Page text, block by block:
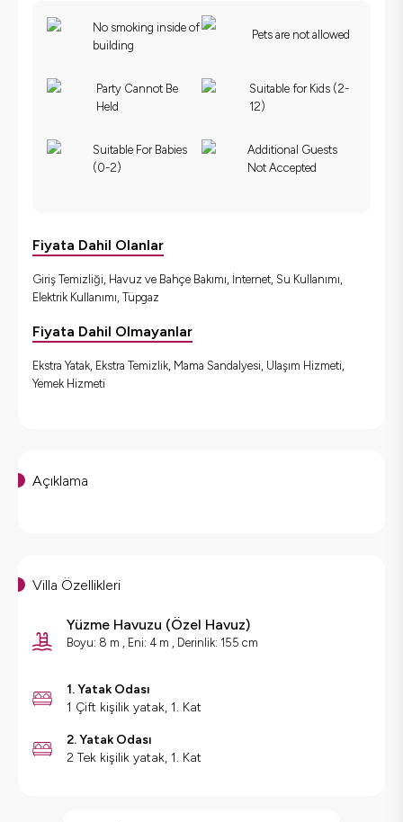
No smoking inside of
building
Pets are not allowed
Party Cannot Be
Held
Suitable for Kids (2-
12)
Suitable For Babies
(0-2)
Additional Guests
Not Accepted
Fiyata Dahil Olanlar
Giriş Temizliği, Havuz ve Bahçe Bakımı, İnternet, Su Kullanımı,
Elektrik Kullanımı, Tüpgaz
Fiyata Dahil Olmayanlar
Ekstra Yatak, Ekstra Temizlik, Mama Sandalyesi, Ulaşım Hizmeti,
Yemek Hizmeti
Açıklama
Villa Özellikleri
Yüzme Havuzu (Özel Havuz)
Boyu: 8 m , Eni: 4 m , Derinlik: 155 cm
1. Yatak Odası
1 Çift kişilik yatak, 1. Kat
2. Yatak Odası
2 Tek kişilik yatak, 1. Kat